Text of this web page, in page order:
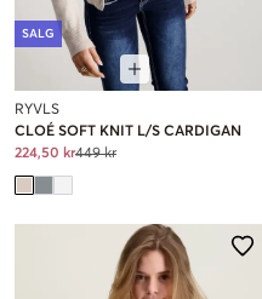
SALG
RYVLS
CLOÉ SOFT KNIT L/S CARDIGAN
224,50 kr449 kr